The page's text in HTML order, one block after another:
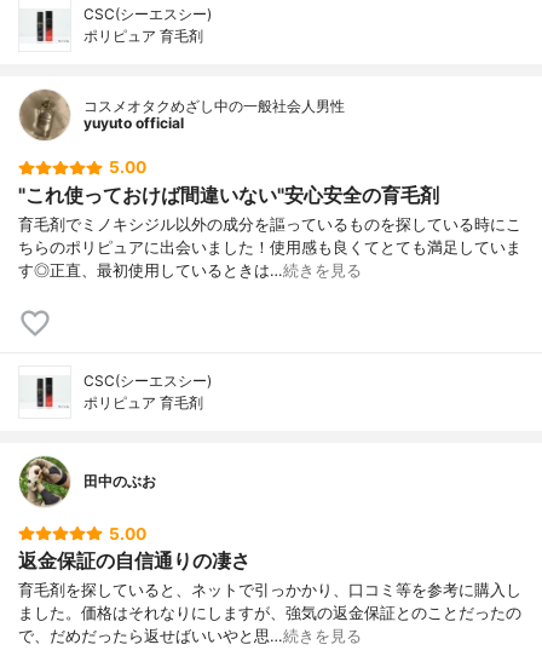
CSC(シーエスシー)
ポリピュア 育毛剤
コスメオタクめざし中の一般社会人男性
yuyuto official
5.00
"これ使っておけば間違いない"安心安全の育毛剤
育毛剤でミノキシジル以外の成分を謳っているものを探している時にこ
ちらのポリピュアに出会いました！使用感も良くてとても満足していま
す◎正直、最初使用しているときは…続きを見る
CSC(シーエスシー)
ポリピュア 育毛剤
田中のぶお
5.00
返金保証の自信通りの凄さ
育毛剤を探していると、ネットで引っかかり、口コミ等を参考に購入し
ました。価格はそれなりにしますが、強気の返金保証とのことだったの
で、だめだったら返せばいいやと思…続きを見る